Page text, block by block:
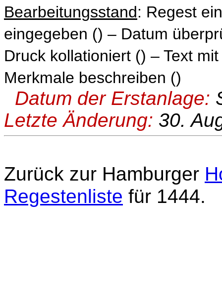
Bearbeitungsstand: Regest
eingegeben () – Datum
Druck kollationiert () – Text
Merkmale beschreiben ()
Datum der Erstanlage:
Letzte Änderung: 30.
Zurück zur Hamburger
Regestenliste für 1444.